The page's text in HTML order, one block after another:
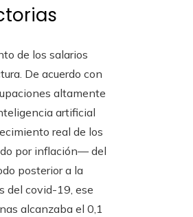
de los salarios
De acuerdo con
altamente
artificial
real de los
por inflación— del
posterior a la
del covid-19, ese
alcanzaba el 0,1